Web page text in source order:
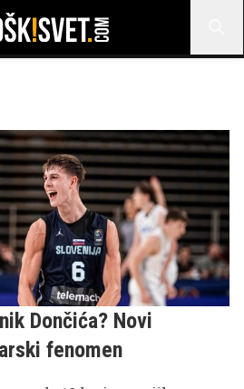
Dončića? Novi
fenomen